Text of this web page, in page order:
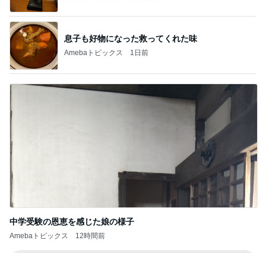
息子も好物になった救ってくれた味
Amebaトピックス 1日前
中学受験の恩恵を感じた娘の様子
Amebaトピックス 12時間前